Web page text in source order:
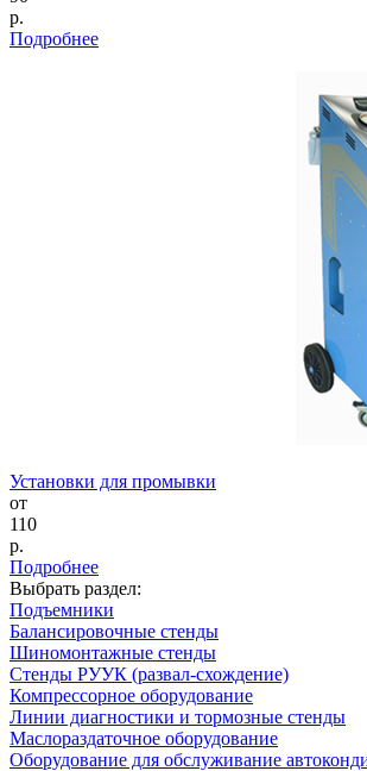
р.
Подробнее
Установки для промывки
от
110
р.
Подробнее
Выбрать раздел:
Подъемники
Балансировочные стенды
Шиномонтажные стенды
Стенды РУУК (развал-схождение)
Компрессорное оборудование
Линии диагностики и тормозные стенды
Маслораздаточное оборудование
Оборудование для обслуживание